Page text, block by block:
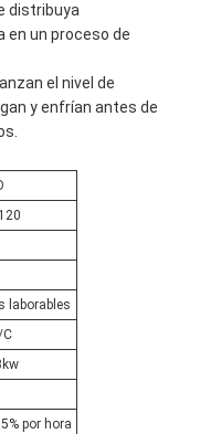
distribuya
en un proceso de
el nivel de
y enfrían antes de
laborables
por hora